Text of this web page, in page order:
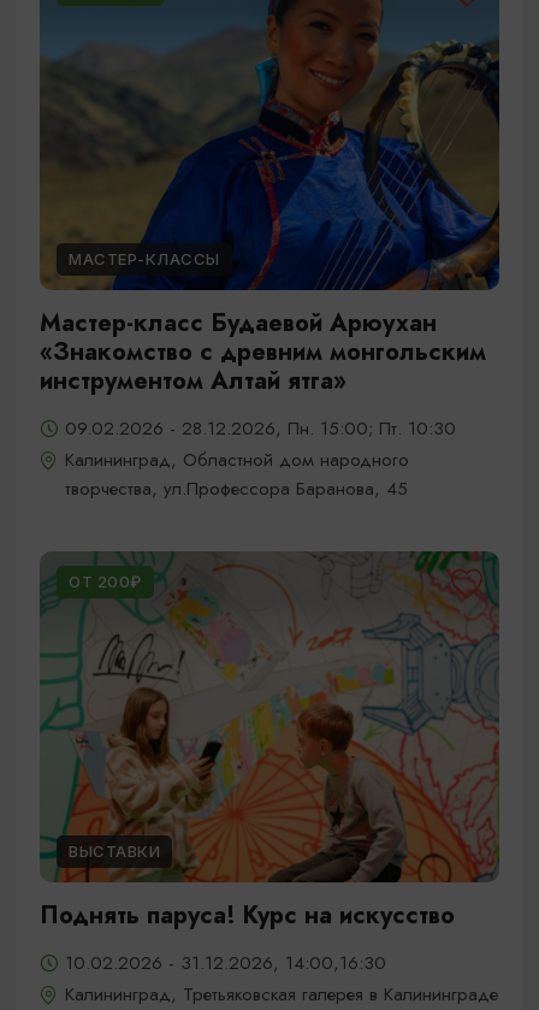
МАСТЕР-КЛАССЫ
Мастер-класс Будаевой Арюухан
«Знакомство с древним монгольским
инструментом Алтай ятга»
09.02.2026 - 28.12.2026, Пн. 15:00; Пт. 10:30
Калининград, Областной дом народного
творчества, ул.Профессора Баранова, 45
ОТ 200₽
ВЫСТАВКИ
Поднять паруса! Курс на искусство
10.02.2026 - 31.12.2026, 14:00,16:30
Калининград, Третьяковская галерея в Калининграде